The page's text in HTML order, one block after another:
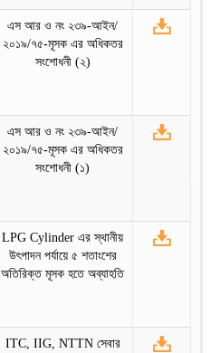
এস আর ও নং ২৩৯-আইন/
২০১৯/৭৫-মূসক এর অধিকতর
সংশোধনী (২)
এস আর ও নং ২৩৯-আইন/
২০১৯/৭৫-মূসক এর অধিকতর
সংশোধনী (১)
LPG Cylinder এর স্থানীয়
উৎপাদন পর্যায়ে ৫ শতাংশের
অতিরিক্ত মূসক হতে অব্যাহতি
ITC, IIG, NTTN সেবার